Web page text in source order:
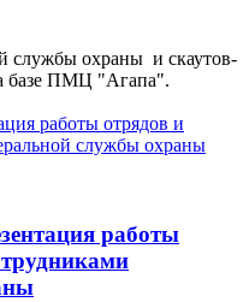
службы охраны и скаутов-
базе ПМЦ "Агапа".
работы